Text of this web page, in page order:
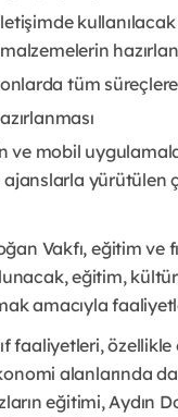
tüm
mobil
ajanslarla yürütülen
Vakfı, eğitim
eğitim,
amacıyla
faaliyetleri,
alanlarında
eğitimi, Aydın